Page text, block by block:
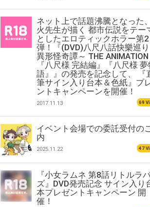
ネット上で話題沸騰となった
火先生が描く 都市伝説をテー
としたエロティックホラー第2
弾！『(DVD)八尺八話快樂巡り
異形怪奇譚～ THE ANIMATION
『八尺様 完結編』『八尺様 夢
語』』の発売を記念して、 『
筆サイン入り台本＆色紙』プ
ントキャンペーンを開催！
2017.11.13 69
イベント会場での委託受付の
内
2025.11.22 47
『小女ラムネ 第8話リトルラ
ズ』DVD発売記念 サイン入り
本プレゼントキャンペーン 開
催！